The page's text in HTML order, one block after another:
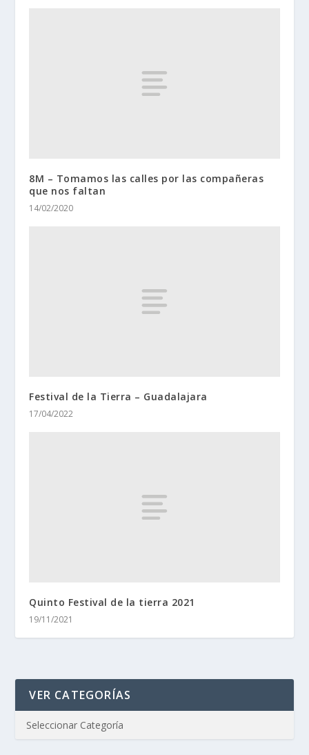
8M – Tomamos las calles por las compañeras
que nos faltan
14/02/2020
Festival de la Tierra – Guadalajara
17/04/2022
Quinto Festival de la tierra 2021
19/11/2021
VER CATEGORÍAS